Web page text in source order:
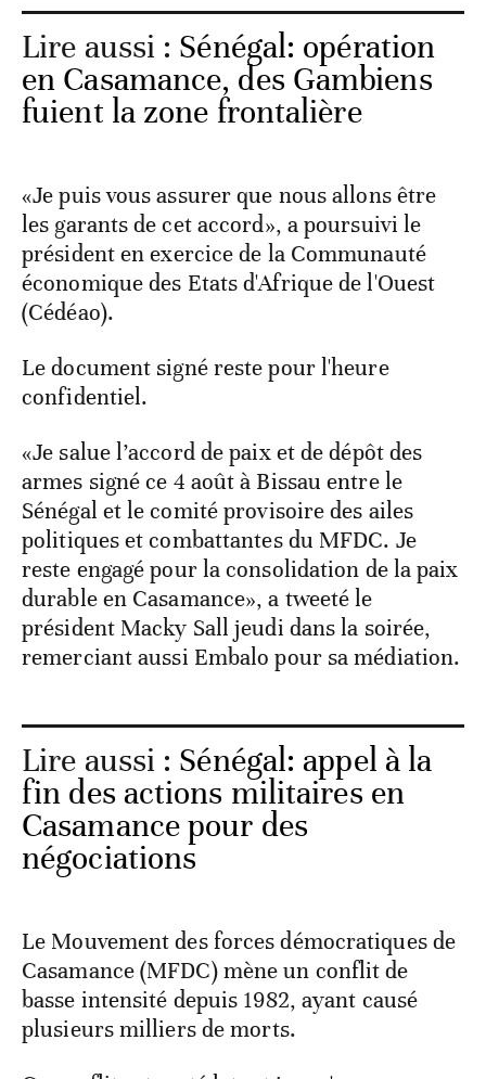
Lire aussi : Sénégal: opération
en Casamance, des Gambiens
fuient la zone frontalière
«Je puis vous assurer que nous allons être
les garants de cet accord», a poursuivi le
président en exercice de la Communauté
économique des Etats d'Afrique de l'Ouest
(Cédéao).
Le document signé reste pour l'heure
confidentiel.
«Je salue l’accord de paix et de dépôt des
armes signé ce 4 août à Bissau entre le
Sénégal et le comité provisoire des ailes
politiques et combattantes du MFDC. Je
reste engagé pour la consolidation de la paix
durable en Casamance», a tweeté le
président Macky Sall jeudi dans la soirée,
remerciant aussi Embalo pour sa médiation.
Lire aussi : Sénégal: appel à la
fin des actions militaires en
Casamance pour des
négociations
Le Mouvement des forces démocratiques de
Casamance (MFDC) mène un conflit de
basse intensité depuis 1982, ayant causé
plusieurs milliers de morts.